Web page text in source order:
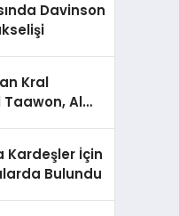
Davinson
Kral
Taawon, Al
Kardeşler İçin
Bulundu